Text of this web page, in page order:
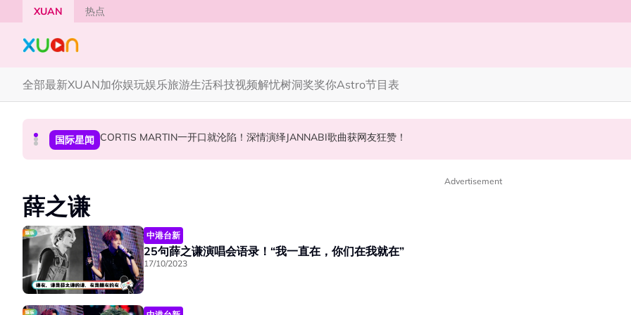
Skip to main content
XUAN 热点
全部最新XUAN加你娱玩娱乐旅游生活科技视频解忧树洞奖奖你Astro节目表
国际星闻 张员瑛频陷耍大牌争议！首度吐心声：真相终究会浮出水面！
演唱会 F✦FOREVER 首次来马开唱！万人合唱《流星雨》，梦回《流星花园》
国际星闻 CORTIS MARTIN一开口就沦陷！深情演绎JANNABI歌曲获网友狂赞！
Advertisement
薛之谦
中港台新
25句薛之谦演唱会语录！“我一直在，你们在我就在”
17/10/2023